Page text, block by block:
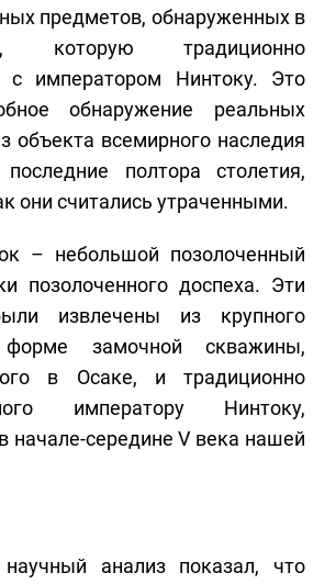
предметов, обнаруженных в
которую традиционно
с императором Нинтоку. Это
обнаружение реальных
объекта всемирного наследия
полтора столетия,
они считались утраченными.
– небольшой позолоченный
позолоченного доспеха. Эти
извлечены из крупного
замочной скважины,
в Осаке, и традиционно
императору Нинтоку,
начале-середине V века нашей
анализ показал, что